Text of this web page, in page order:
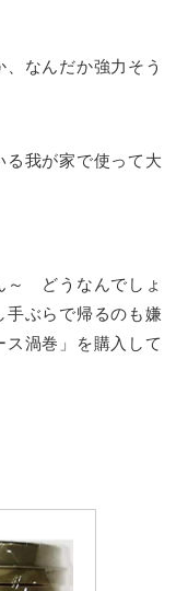
なんだか強力そう
る我が家で使って大
～ どうなんでしょ
手ぶらで帰るのも嫌
渦巻」を購入して